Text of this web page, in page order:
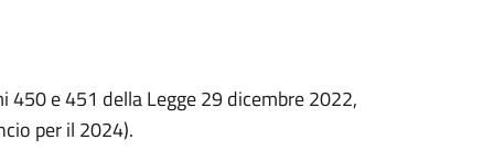
450 e 451 della Legge 29 dicembre 2022,
per il 2024).